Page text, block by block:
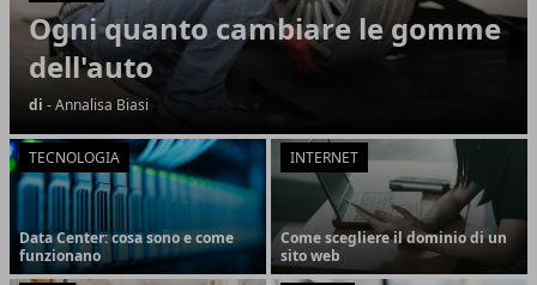
Ogni quanto cambiare le gomme
dell'auto
di - Annalisa Biasi
TECNOLOGIA
Data Center: cosa sono e come
funzionano
INTERNET
Come scegliere il dominio di un
sito web